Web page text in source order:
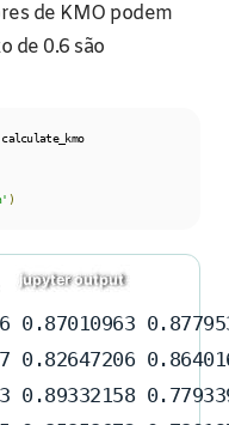
de KMO podem
de 0.6 são
)
0.87010963
0.82647206
0.89332158